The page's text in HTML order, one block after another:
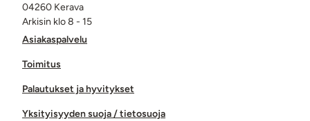
Asiakaspalvelu
Toimitus
Palautukset ja hyvitykset
Yksityisyyden suoja / tietosuoja
04260 Kerava
Arkisin klo 8 - 15